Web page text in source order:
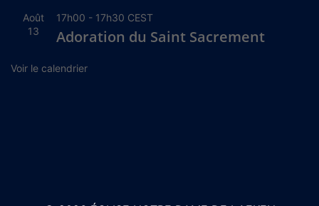
Août
13
17h00 - 17h30 CEST
Adoration du Saint Sacrement
Voir le calendrier